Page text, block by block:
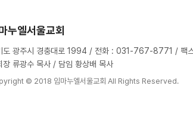
누엘서울교회
도 광주시 경충대로 1994 / 전화 : 031-767-8771 /
장 류광수 목사 / 담임 황상배 목사
© 2018 임마누엘서울교회 All Rights Reserved.